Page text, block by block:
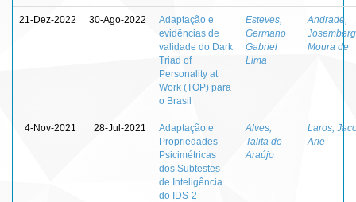
21-Dez-2022 30-Ago-2022
Adaptação e
evidências de
validade do Dark
Triad of
Personality at
Work (TOP) para
o Brasil
Esteves,
Germano
Gabriel
Lima
Andrade,
Josemberg
Moura de
4-Nov-2021 28-Jul-2021
Adaptação e
Propriedades
Psicimétricas
dos Subtestes
de Inteligência
do IDS-2
Alves,
Talita de
Araújo
Laros,
Arie